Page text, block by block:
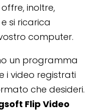
inoltre,
si ricarica
computer.
un programma
i video registrati
che desideri.
Flip Video